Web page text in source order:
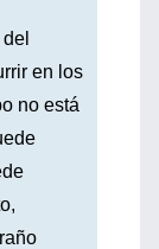
en los
no está